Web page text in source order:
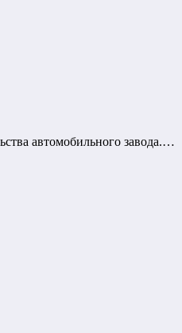
автомобильного завода.…